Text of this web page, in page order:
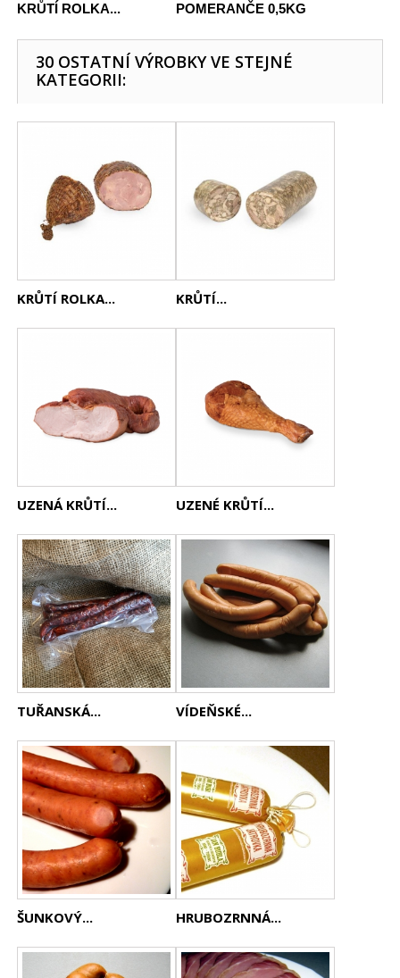
KRŮTÍ ROLKA... POMERANČE 0,5KG
30 OSTATNÍ VÝROBKY VE STEJNÉ
KATEGORII:
KRŮTÍ ROLKA... KRŮTÍ...
UZENÁ KRŮTÍ... UZENÉ KRŮTÍ...
TUŘANSKÁ... VÍDEŇSKÉ...
ŠUNKOVÝ... HRUBOZRNNÁ...